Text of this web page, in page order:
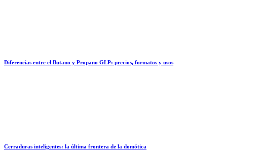
Diferencias entre el Butano y Propano GLP: precios, formatos y usos
Cerraduras inteligentes: la última frontera de la domótica